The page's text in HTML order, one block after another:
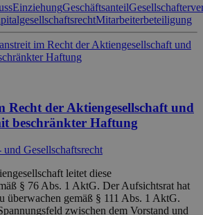
EinziehungGeschäftsanteil
Mitarbeiterbeteiligung
Recht der Aktiengesellschaft und
beschränkter Haftung
Gesellschaftsrecht
leitet diese
§ 76 Abs. 1 AktG. Der Aufsichtsrat hat
überwachen gemäß § 111 Abs. 1 AktG.
zwischen dem Vorstand und